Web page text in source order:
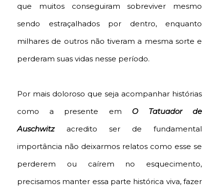
que muitos conseguiram sobreviver mesmo
sendo estraçalhados por dentro, enquanto
milhares de outros não tiveram a mesma sorte e
perderam suas vidas nesse período.
Por mais doloroso que seja acompanhar histórias
como a presente em O Tatuador de
Auschwitzacredito ser de fundamental
importância não deixarmos relatos como esse se
perderem ou caírem no esquecimento,
precisamos manter essa parte histórica viva, fazer